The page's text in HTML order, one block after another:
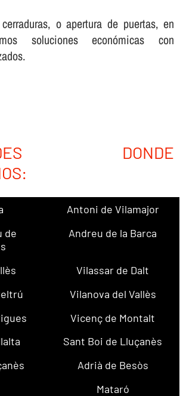
o apertura de puertas, en
soluciones económicas con
DONDE
Antoni de Vilamajor
de
Andreu de la Barca
Vilassar de Dalt
Vilanova del Vallès
Vicenç de Montalt
Sant Boi de Lluçanès
Adrià de Besòs
Mataró